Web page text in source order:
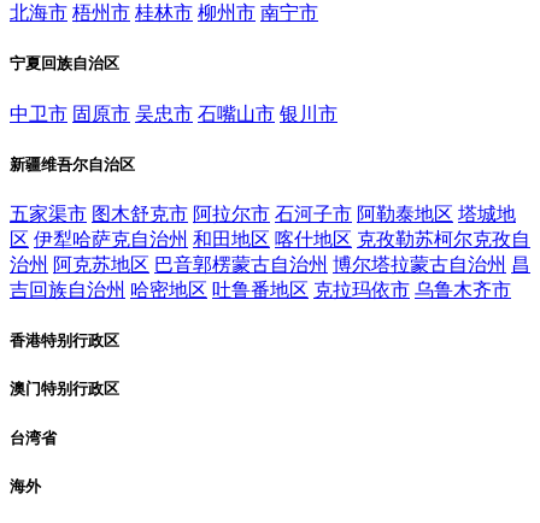
北海市 梧州市 桂林市 柳州市 南宁市
宁夏回族自治区
中卫市 固原市 吴忠市 石嘴山市 银川市
新疆维吾尔自治区
五家渠市 图木舒克市 阿拉尔市 石河子市 阿勒泰地区 塔城地
区 伊犁哈萨克自治州 和田地区 喀什地区 克孜勒苏柯尔克孜自
治州 阿克苏地区 巴音郭楞蒙古自治州 博尔塔拉蒙古自治州 昌
吉回族自治州 哈密地区 吐鲁番地区 克拉玛依市 乌鲁木齐市
香港特别行政区
澳门特别行政区
台湾省
海外